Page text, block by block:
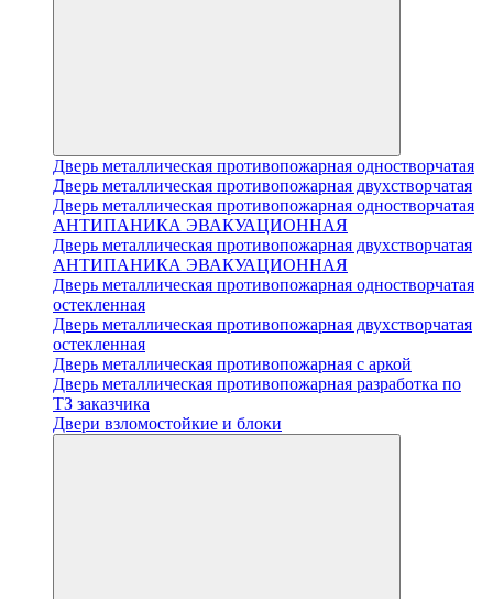
Дверь металлическая противопожарная одностворчатая
Дверь металлическая противопожарная двухстворчатая
Дверь металлическая противопожарная одностворчатая
АНТИПАНИКА ЭВАКУАЦИОННАЯ
Дверь металлическая противопожарная двухстворчатая
АНТИПАНИКА ЭВАКУАЦИОННАЯ
Дверь металлическая противопожарная одностворчатая
остекленная
Дверь металлическая противопожарная двухстворчатая
остекленная
Дверь металлическая противопожарная с аркой
Дверь металлическая противопожарная разработка по
ТЗ заказчика
Двери взломостойкие и блоки